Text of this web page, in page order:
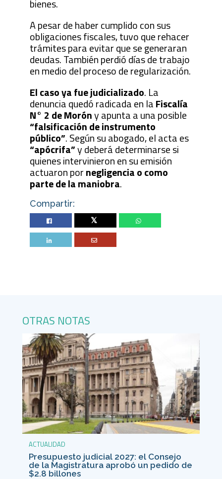
bienes.
A pesar de haber cumplido con sus
obligaciones fiscales, tuvo que rehacer
trámites para evitar que se generaran
deudas. También perdió días de trabajo
en medio del proceso de regularización.
El caso ya fue judicializado. La
denuncia quedó radicada en laFiscalía
N° 2 de Moróny apunta a una posible
“falsificación de instrumento
público”. Según su abogado, el acta es
“apócrifa”y deberá determinarse si
quienes intervinieron en su emisión
actuaron pornegligencia o como
parte de la maniobra.
Compartir:
Twitter
OTRAS NOTAS
ACTUALIDAD
Presupuesto judicial 2027: el Consejo
de la Magistratura aprobó un pedido de
$2.8 billones